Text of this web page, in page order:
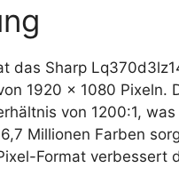
das Sharp
1920 x 1080 Pixeln.
von 1200:1,
Millionen Farben
Format